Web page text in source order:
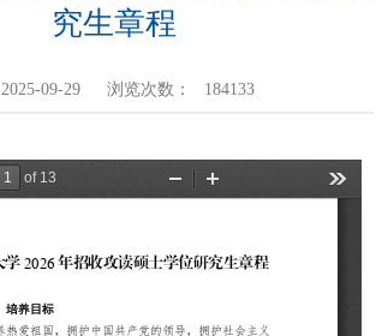
究生章程
2025-09-29 浏览次数： 184133